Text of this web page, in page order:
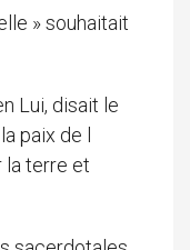
» souhaitait
Lui, disait le
paix de l
la terre et